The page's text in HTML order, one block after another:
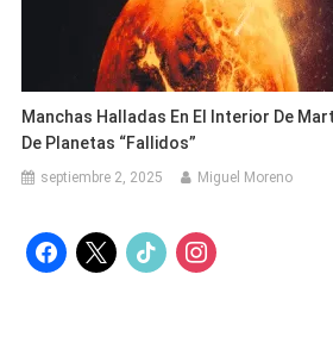
Manchas Halladas En El Interior De
De Planetas “fallidos”
septiembre 2, 2025 Miguel Moreno
facebook
x tiktok instagram